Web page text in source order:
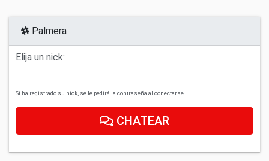
Palmera
Elija un nick:
Si ha registrado su nick, se le pedirá la contraseña al conectarse.
CHATEAR